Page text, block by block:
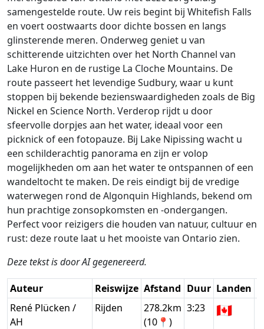
samengestelde route. Uw reis begint bij Whitefish Falls
en voert oostwaarts door dichte bossen en langs
glinsterende meren. Onderweg geniet u van
schitterende uitzichten over het North Channel van
Lake Huron en de rustige La Cloche Mountains. De
route passeert het levendige Sudbury, waar u kunt
stoppen bij bekende bezienswaardigheden zoals de Big
Nickel en Science North. Verderop rijdt u door
sfeervolle dorpjes aan het water, ideaal voor een
picknick of een fotopauze. Bij Lake Nipissing wacht u
een schilderachtig panorama en zijn er volop
mogelijkheden om aan het water te ontspannen of een
wandeltocht te maken. De reis eindigt bij de vredige
waterwegen rond de Algonquin Highlands, bekend om
hun prachtige zonsopkomsten en -ondergangen.
Perfect voor reizigers die houden van natuur, cultuur en
rust: deze route laat u het mooiste van Ontario zien.
Deze tekst is door AI gegenereerd.
Auteur Reiswijze Afstand Duur Landen
René Plücken /
AH
Rijden
278.2km
(10📍)
3:23 🇨🇦